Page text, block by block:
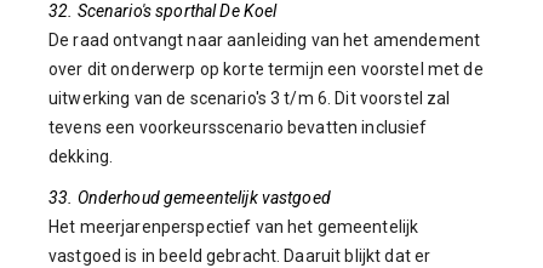
32. Scenario's sporthal De Koel
De raad ontvangt naar aanleiding van het amendement
over dit onderwerp op korte termijn een voorstel met de
uitwerking van de scenario's 3 t/m 6. Dit voorstel zal
tevens een voorkeursscenario bevatten inclusief
dekking.
33. Onderhoud gemeentelijk vastgoed
Het meerjarenperspectief van het gemeentelijk
vastgoed is in beeld gebracht. Daaruit blijkt dat er